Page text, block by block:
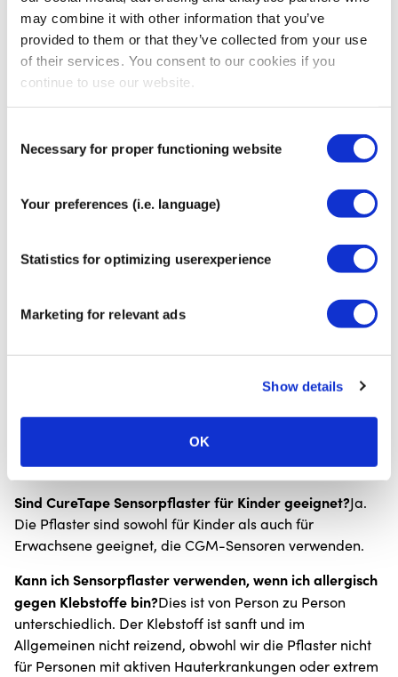
may combine it with other information that you’ve
provided to them or that they’ve collected from your use
of their services. You consent to our cookies if you
continue to use our website.
Selection
Necessary for proper functioning website
Your preferences (i.e. language)
Statistics for optimizing userexperience
Marketing for relevant ads
Show details
OK
sind wasserfest, so dass Ihr CGM-Sensor beim
Schwimmen oder Duschen geschützt bleibt. Tupfen Sie
das Pflaster nach dem Kontakt mit Wasser vorsichtig mit
einem Handtuch trocken.
Welche CGM-Sensoren werden unterstützt?CureTape
das auf die meisten gängigen Sensoren passt,
einschließlich Medtronic Guardian, Dexcom G6 und G7
dieses neuere, kleinere Pflaster
ist für kompakte Sensoren wie FreeStyle Libre, Dexcom
G7 und Medtronic Simplera konzipiert.
enthalten? Jede Schachtel enthält 25 Sensor-Patches. Wir
Die Pflaster können bis zu 10 Tage lang haften, wenn die
Haut richtig vorbereitet ist und die Anwendungshinweise
befolgt werden.
Sind CureTape Sensorpflaster für Kinder geeignet?Ja.
Die Pflaster sind sowohl für Kinder als auch für
Erwachsene geeignet, die CGM-Sensoren verwenden.
Kann ich Sensorpflaster verwenden, wenn ich allergisch
gegen Klebstoffe bin?Dies ist von Person zu Person
unterschiedlich. Der Klebstoff ist sanft und im
Allgemeinen nicht reizend, obwohl wir die Pflaster nicht
für Personen mit aktiven Hauterkrankungen oder extrem